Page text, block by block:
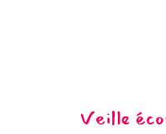
Veille